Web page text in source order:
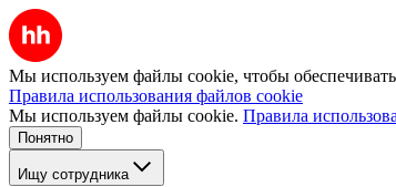
Мы используем файлы cookie, чтобы
Правила использования файлов cookie
Мы используем файлы cookie. Правила
Понятно
Ищу сотрудника